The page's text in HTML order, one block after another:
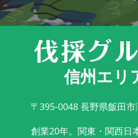
信州エリ
〒395-0048 長野県飯田
創業20年。関東・関西日